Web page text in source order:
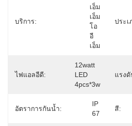
บริการ:
เอ็ม
เอ็ม
โอ
อี
เอ็ม
ประเ
ไฟแอลอีดี:
12watt
LED
4pcs*3w
แรง
อัตราการกันน้ำ:
IP
67
สี: